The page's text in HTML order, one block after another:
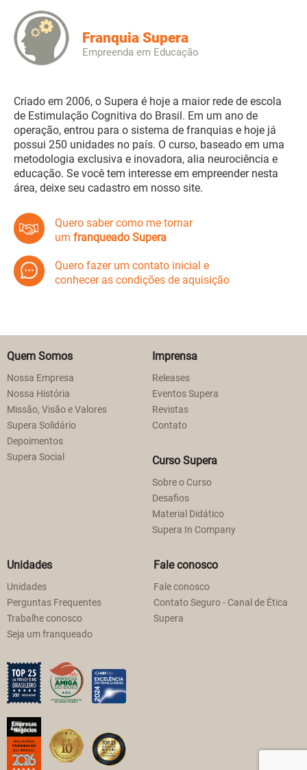
Franquia Supera
Empreenda em Educação
Criado em 2006, o Supera é hoje a maior rede de escola
de Estimulação Cognitiva do Brasil. Em um ano de
operação, entrou para o sistema de franquias e hoje já
possui 250 unidades no país. O curso, baseado em uma
metodologia exclusiva e inovadora, alia neurociência e
educação. Se você tem interesse em empreender nesta
área, deixe seu cadastro em nosso site.
Quero saber como me tornar
um franqueado Supera
Quero fazer um contato inicial e
conhecer as condições de aquisição
Quem Somos
Nossa Empresa
Nossa História
Missão, Visão e Valores
Supera Solidário
Depoimentos
Supera Social
Imprensa
Releases
Eventos Supera
Revistas
Contato
Curso Supera
Sobre o Curso
Desafios
Material Didático
Supera In Company
Unidades
Unidades
Perguntas Frequentes
Trabalhe conosco
Seja um franqueado
Fale conosco
Fale conosco
Contato Seguro - Canal de Ética
Supera